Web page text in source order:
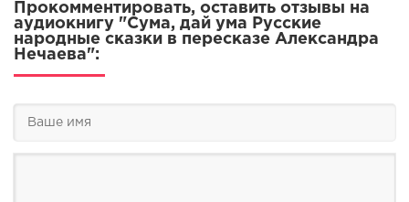
Прокомментировать, оставить отзывы на
аудиокнигу "Сума, дай ума Русские
народные сказки в пересказе Александра
Нечаева":